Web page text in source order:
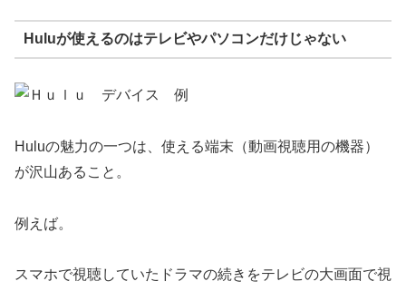
Huluが使えるのはテレビやパソコンだけじゃない
Huluの魅力の一つは、使える端末（動画視聴用の機器）
が沢山あること。
例えば。
スマホで視聴していたドラマの続きをテレビの大画面で視